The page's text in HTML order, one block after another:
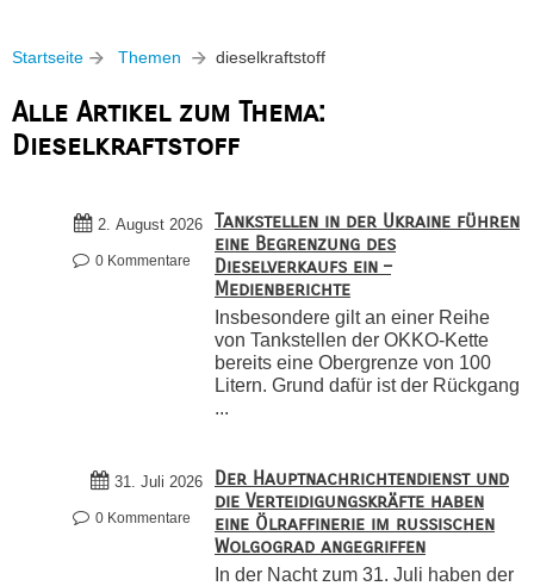
Startseite Themen dieselkraftstoff
Alle Artikel zum Thema:
Dieselkraftstoff
2. August 2026
0 Kommentare
Tankstellen in der Ukraine führen
eine Begrenzung des
Dieselverkaufs ein –
Medienberichte
Insbesondere gilt an einer Reihe
von Tankstellen der OKKO-Kette
bereits eine Obergrenze von 100
Litern. Grund dafür ist der Rückgang
...
31. Juli 2026
0 Kommentare
Der Hauptnachrichtendienst und
die Verteidigungskräfte haben
eine Ölraffinerie im russischen
Wolgograd angegriffen
In der Nacht zum 31. Juli haben der